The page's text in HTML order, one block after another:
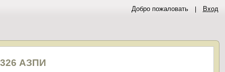
Добро пожаловать Вход
326 АЗПИ